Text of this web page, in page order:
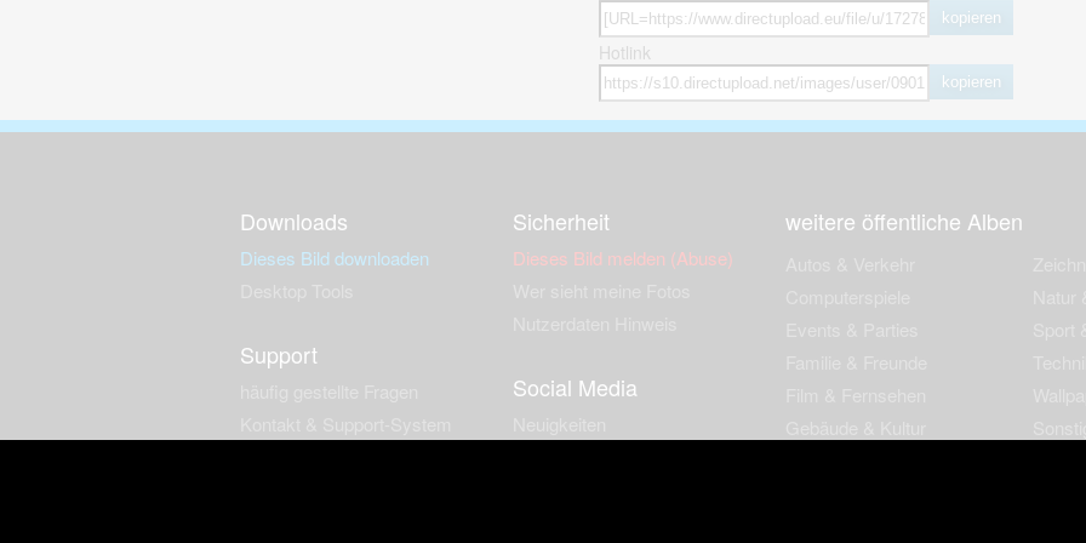
kopieren
Hotlink
kopieren
Downloads
Dieses Bild downloaden
Support
Sicherheit
Dieses Bild melden (Abuse)
Social Media
weitere öffentliche Alben